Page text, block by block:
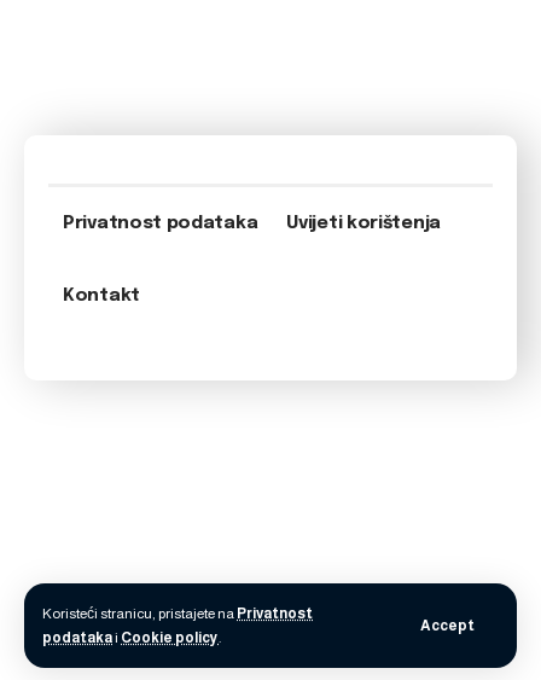
Koristeći stranicu, pristajete na Privatnost
podatakai Cookie policy.
Accept
Privatnost podataka Uvijeti korištenja
Kontakt